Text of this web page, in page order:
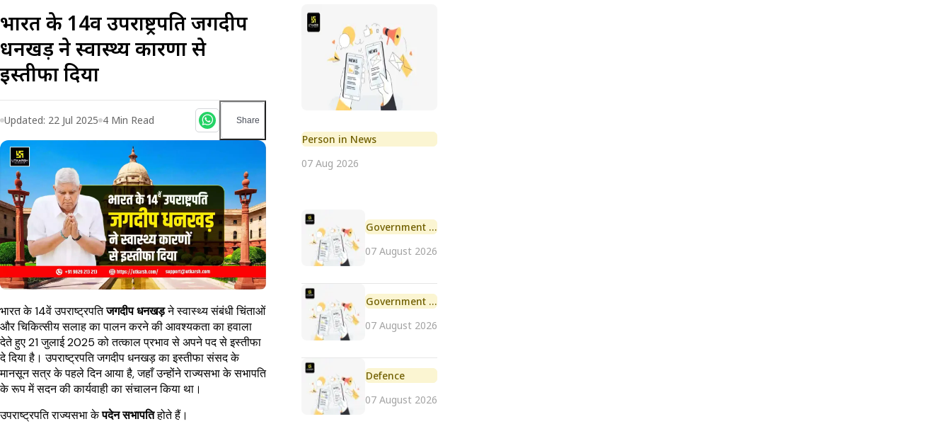
भारत के 14वें उपराष्ट्रपति जगदीप
धनखड़ ने स्वास्थ्य कारणों से
इस्तीफा दिया
Updated: 22 Jul 2025 4 Min Read Share
भारत के 14वें उपराष्ट्रपतिजगदीप धनखड़ने स्वास्थ्य संबंधी चिंताओं
और चिकित्सीय सलाह का पालन करने की आवश्यकता का हवाला
देते हुए 21 जुलाई 2025 को तत्काल प्रभाव से अपने पद से इस्तीफा
दे दिया है। उपराष्ट्रपति जगदीप धनखड़ का इस्तीफा संसद के
मानसून सत्र के पहले दिन आया है, जहाँ उन्होंने राज्यसभा के सभापति
के रूप में सदन की कार्यवाही का संचालन किया था।
उपराष्ट्रपति राज्यसभा केपदेन सभापतिहोते हैं।
Person in News
07 Aug 2026
Government Initiative
07 August 2026
Government Scheme
07 August 2026
Defence
07 August 2026